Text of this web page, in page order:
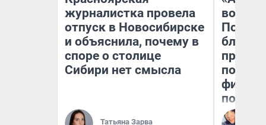
журналистка провела
отпуск в Новосибирске
и объяснила, почему в
споре о столице
Сибири нет смысла
Татьяна Зарва
вот